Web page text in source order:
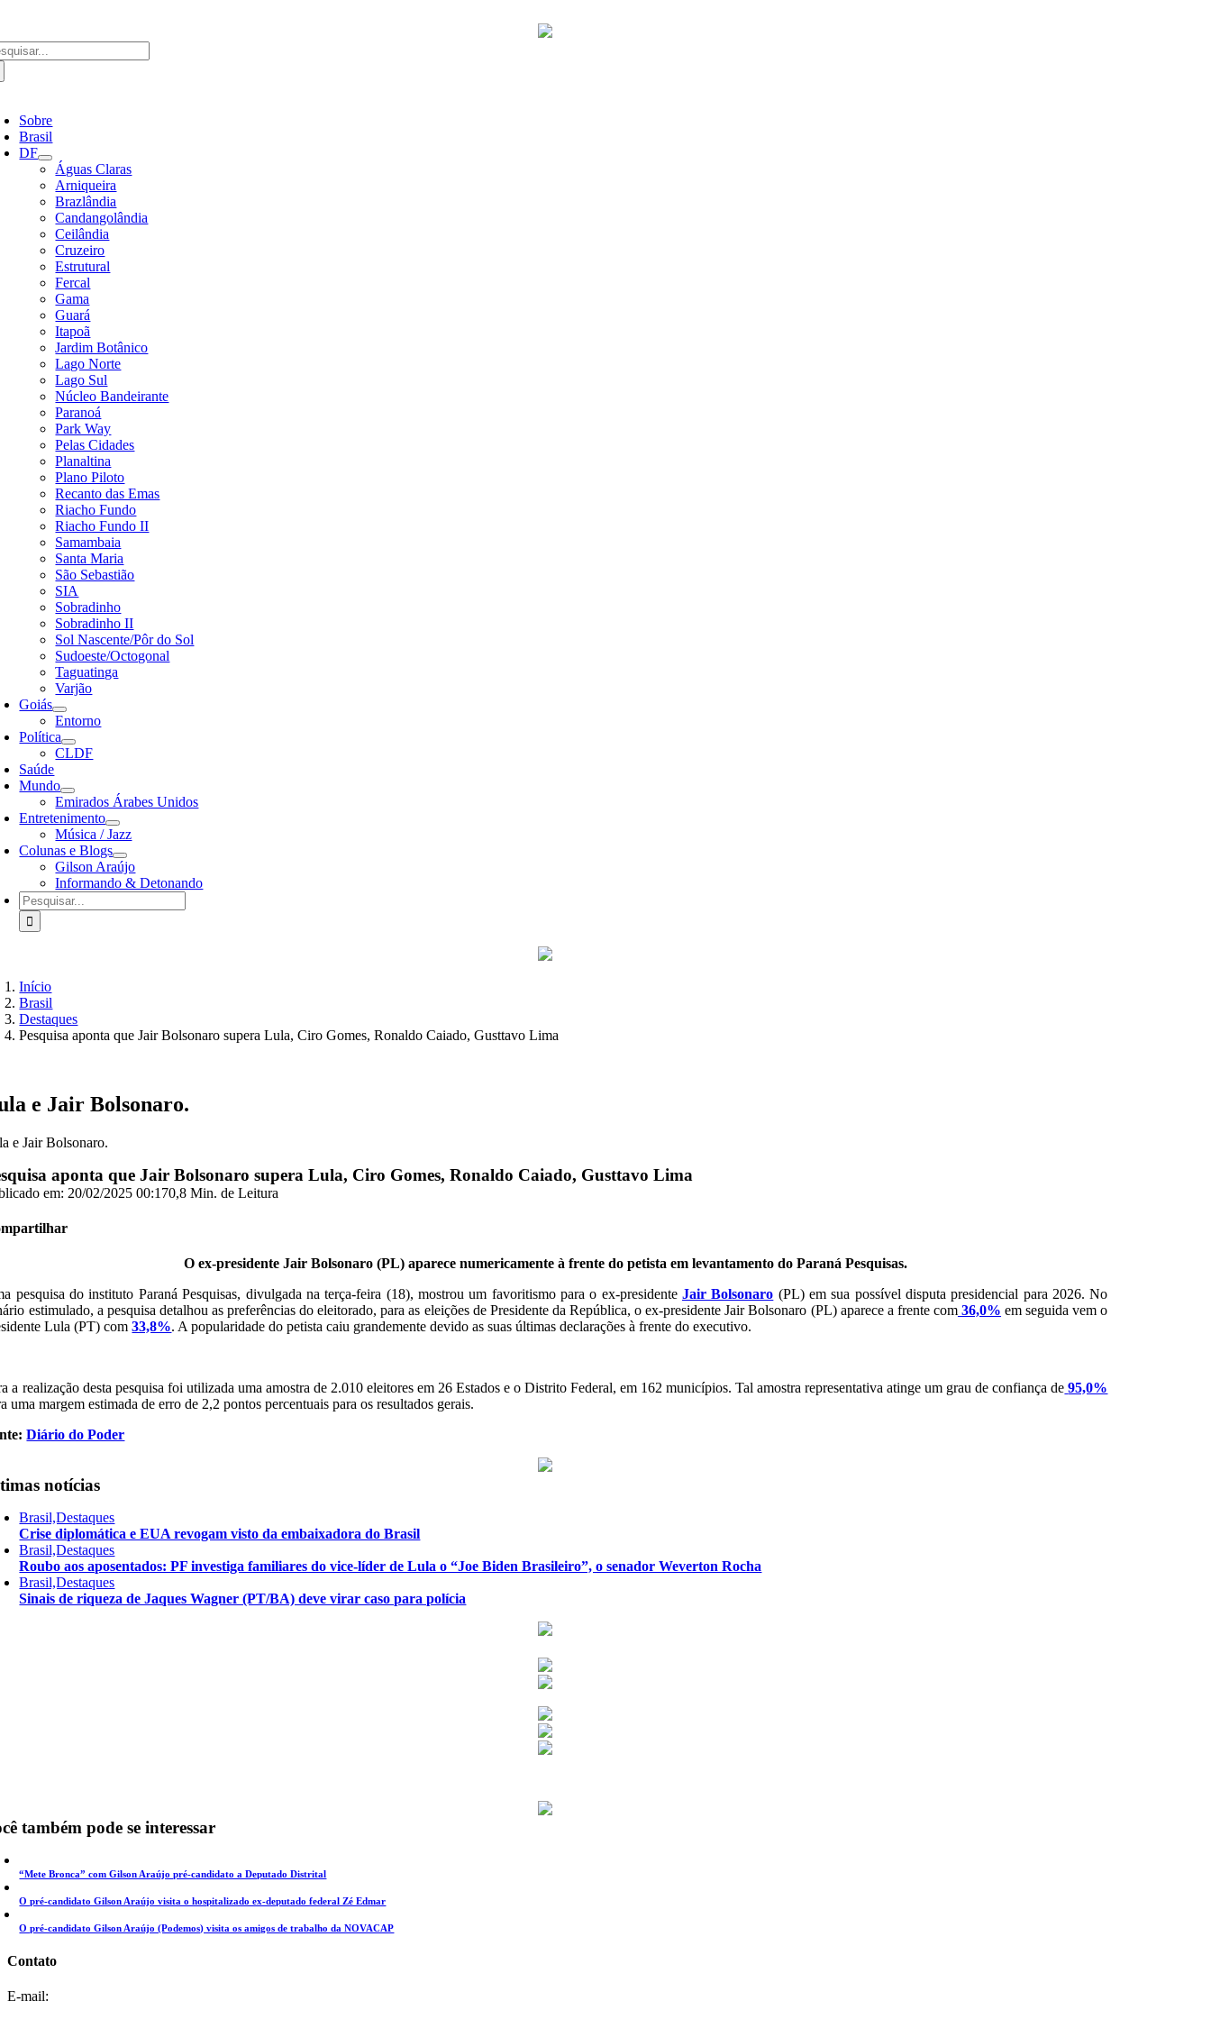
o
conteúdo
Sobre
Brasil
DF
Águas Claras
Arniqueira
Brazlândia
Candangolândia
Ceilândia
Cruzeiro
Estrutural
Fercal
Gama
Guará
Itapoã
Jardim Botânico
Lago Norte
Lago Sul
Núcleo Bandeirante
Paranoá
Park Way
Pelas Cidades
Planaltina
Plano Piloto
Recanto das Emas
Riacho Fundo
Riacho Fundo II
Samambaia
Santa Maria
São Sebastião
SIA
Sobradinho
Sobradinho II
Sol Nascente/Pôr do Sol
Sudoeste/Octogonal
Taguatinga
Varjão
Goiás
Entorno
Política
CLDF
Saúde
Mundo
Emirados Árabes Unidos
Entretenimento
Música / Jazz
Colunas e Blogs
Gilson Araújo
Informando & Detonando
Buscar
resultados
para:
Início
Brasil
Destaques
Pesquisa aponta que Jair Bolsonaro supera Lula, Ciro Gomes, Ronaldo Caiado, Gusttavo Lima
e Jair Bolsonaro.
e Jair Bolsonaro.
aponta que Jair Bolsonaro supera Lula, Ciro Gomes, Ronaldo Caiado, Gusttavo Lima
em: 20/02/2025 00:170,8 Min. de Leitura
O ex-presidente Jair Bolsonaro (PL) aparece numericamente à frente do petista em levantamento do Paraná Pesquisas.
pesquisa do instituto Paraná Pesquisas, divulgada na terça-feira (18), mostrou um favoritismo para o ex-presidente Jair Bolsonaro (PL) em sua possível disputa presidencial para 2026. No
estimulado, a pesquisa detalhou as preferências do eleitorado, para as eleições de Presidente da República, o ex-presidente Jair Bolsonaro (PL) aparece a frente com36,0% em seguida vem o
Lula (PT) com33,8%. A popularidade do petista caiu grandemente devido as suas últimas declarações à frente do executivo.
a realização desta pesquisa foi utilizada uma amostra de 2.010 eleitores em 26 Estados e o Distrito Federal, em 162 municípios. Tal amostra representativa atinge um grau de confiança de 95,0%
uma margem estimada de erro de 2,2 pontos percentuais para os resultados gerais.
Diário do Poder
notícias
Brasil,Destaques
Crise diplomática e EUA revogam visto da embaixadora do Brasil
Brasil,Destaques
Roubo aos aposentados: PF investiga familiares do vice-líder de Lula o “Joe Biden Brasileiro”, o senador Weverton Rocha
Brasil,Destaques
Sinais de riqueza de Jaques Wagner (PT/BA) deve virar caso para polícia
também pode se interessar
“Mete Bronca” com Gilson Araújo pré-candidato a Deputado Distrital
O pré-candidato Gilson Araújo visita o hospitalizado ex-deputado federal Zé Edmar
O pré-candidato Gilson Araújo (Podemos) visita os amigos de trabalho da NOVACAP
Contato
E-mail: